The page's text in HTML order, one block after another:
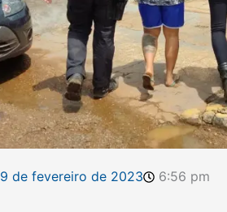
9 de fevereiro de 2023 6:56 pm